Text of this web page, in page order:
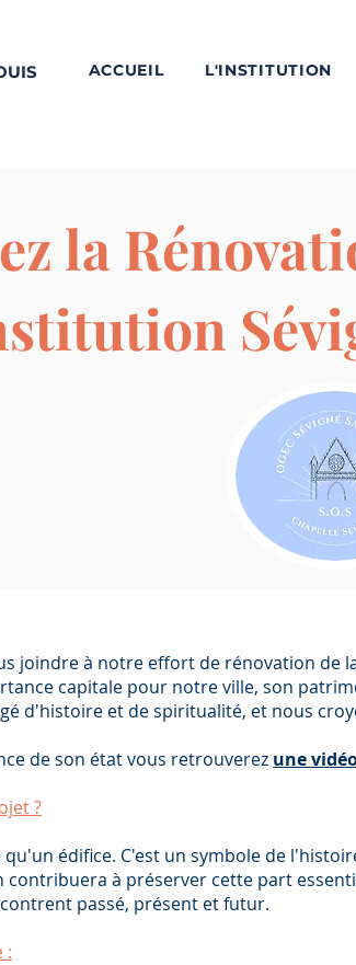
ACCUEIL L'INSTITUTION
la
joindre à notre effort de rénovation de
capitale pour notre ville, son
d'histoire et de spiritualité, et nous
de son état vous retrouverez une
?
qu'un édifice. C'est un symbole de
contribuera à préserver cette part
passé, présent et futur.
: